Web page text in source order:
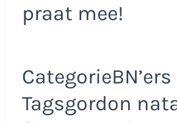
praat mee!
CategorieBN’ers
Tagsgordon